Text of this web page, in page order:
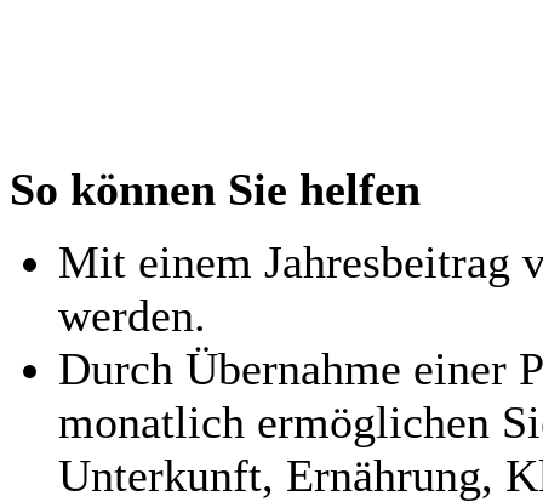
So können Sie helfen
Mit einem Jahresbeitrag
werden.
Durch Übernahme einer
monatlich ermöglichen
Unterkunft, Ernährung,